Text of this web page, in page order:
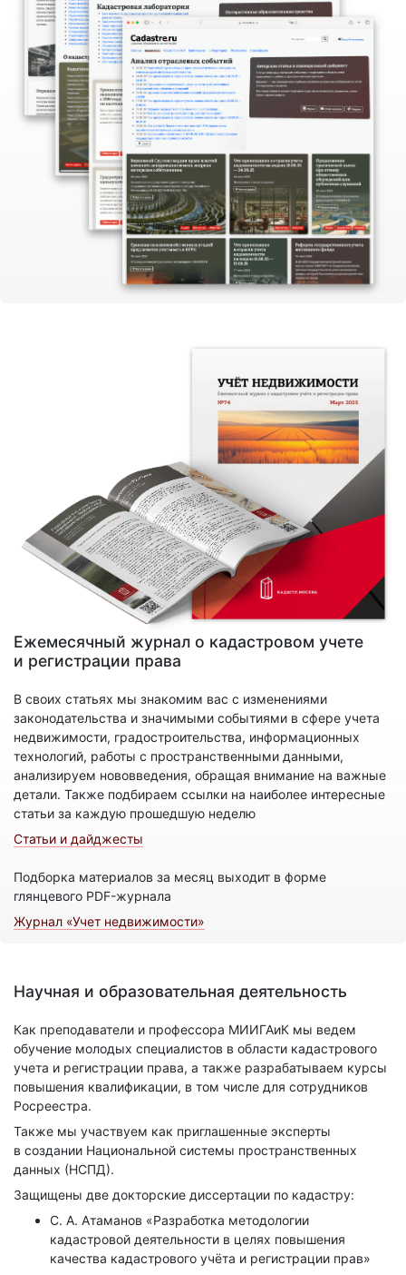
Ежемесячный журнал о кадастровом учете
и регистрации права
В своих статьях мы знакомим вас с изменениями
законодательства и значимыми событиями в сфере учета
недвижимости, градостроительства, информационных
технологий, работы с пространственными данными,
анализируем нововведения, обращая внимание на важные
детали. Также подбираем ссылки на наиболее интересные
статьи за каждую прошедшую неделю
Статьи и дайджесты
Подборка материалов за месяц выходит в форме
глянцевого PDF-журнала
Журнал «Учет недвижимости»
Научная и образовательная деятельность
Как преподаватели и профессора МИИГАиК мы ведем
обучение молодых специалистов в области кадастрового
учета и регистрации права, а также разрабатываем курсы
повышения квалификации, в том числе для сотрудников
Росреестра.
Также мы участвуем как приглашенные эксперты
в создании Национальной системы пространственных
данных (НСПД).
Защищены две докторские диссертации по кадастру:
С. А. Атаманов «Разработка методологии
кадастровой деятельности в целях повышения
качества кадастрового учёта и регистрации прав»